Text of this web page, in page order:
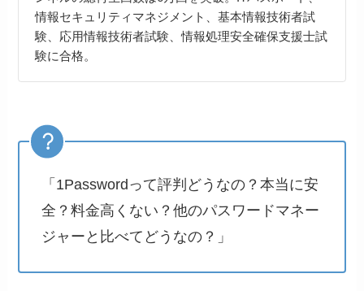
情報セキュリティマネジメント、基本情報技術者試
験、応用情報技術者試験、情報処理安全確保支援士試
験に合格。
「1Passwordって評判どうなの？本当に安
全？料金高くない？他のパスワードマネー
ジャーと比べてどうなの？」